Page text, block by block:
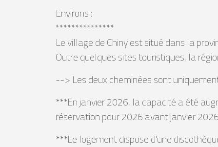
Environs :
***************
Le village de Chiny est situé dans la
Outre quelques sites touristiques, la
--> Les deux cheminées sont
***En janvier 2026, la capacité a été
réservation pour 2026 avant janvier
***Le logement dispose d'une